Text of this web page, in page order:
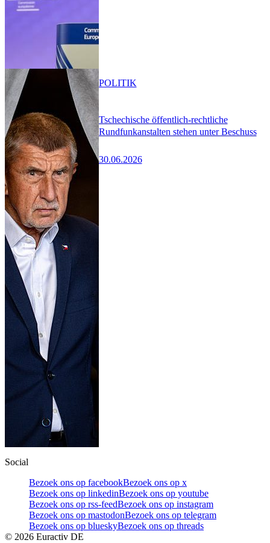
Tschechische öffentlich-rechtliche
Rundfunkanstalten stehen unter Beschuss
30.06.2026
POLITIK
Social
Bezoek ons op facebookBezoek ons op x
Bezoek ons op linkedinBezoek ons op youtube
Bezoek ons op rss-feedBezoek ons op instagram
Bezoek ons op mastodonBezoek ons op telegram
Bezoek ons op blueskyBezoek ons op threads
© 2026 Euractiv DE